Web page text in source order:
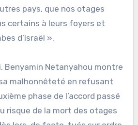
pays, que nos otages
certains à leurs foyers et
d’Israël ».
Benyamin Netanyahou montre
malhonnêteté en refusant
phase de l’accord passé
risque de la mort des otages